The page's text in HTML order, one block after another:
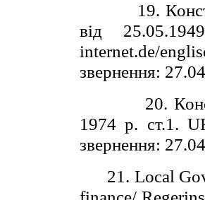
19.
від
internet.de/
звернення:
20.
1974 р. ст.1.
звернення:
21. Local